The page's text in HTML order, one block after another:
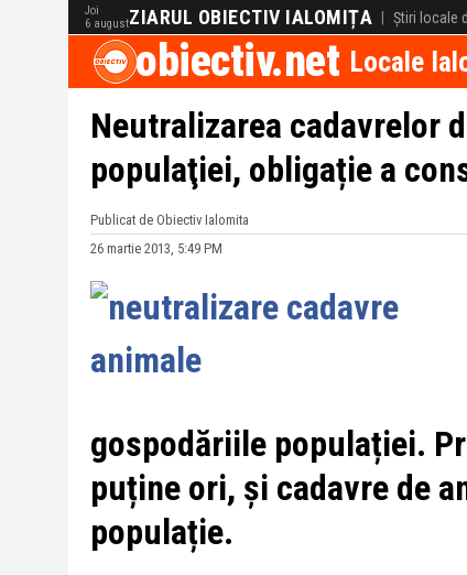
Joi
6 augustZIARUL OBIECTIV IALOMIȚA | Știri locale
obiectiv.net Locale
Neutralizarea cadavrelor
populaţiei, obligație a
Publicat de Obiectiv Ialomita
26 martie 2013, 5:49 PM
gospodăriile populației.
puține ori, și cadavre de
populație.